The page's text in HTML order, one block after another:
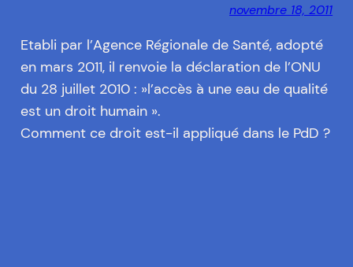
novembre 18, 2011
Etabli par l’Agence Régionale de Santé, adopté
en mars 2011, il renvoie la déclaration de l’ONU
du 28 juillet 2010 : »l’accès à une eau de qualité
est un droit humain ».
Comment ce droit est-il appliqué dans le PdD ?